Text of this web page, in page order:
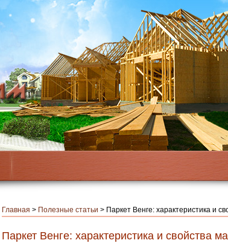
Главная > Полезные статьи > Паркет Венге: характеристика и
Паркет Венге: характеристика и свойства